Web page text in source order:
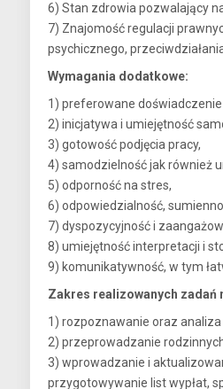
6) Stan zdrowia pozwalający
7) Znajomość regulacji
psychicznego,
Wymagania dodatkowe:
1) preferowane
2) inicjatywa i umiejętność
3) gotowość podjęcia pracy,
4) samodzielność jak również
5) odporność na stres,
6) odpowiedzialność,
7) dyspozycyjność i
8) umiejętność interpretacji i
9) komunikatywność, w tym
Zakres realizowanych zadań
1) rozpoznawanie oraz
2) przeprowadzanie
3) wprowadzanie i
przygotowywanie list wypłat,